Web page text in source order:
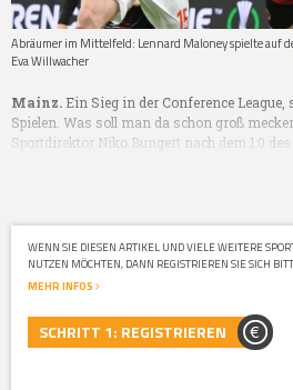
Abräumer im Mittelfeld: Lennard Maloney spielte auf
Eva Willwacher
Mainz. Ein Sieg in der Conference
Spielen. Was soll man da schon groß
Sportdirektor Niko Bungert nach dem 1:0 des
WENN SIE DIESEN ARTIKEL UND VIELE WEITERE
NUTZEN MÖCHTEN, DANN REGISTRIEREN SIE SICH
MEHR INFOS
SCHRITT 1: REGISTRIEREN